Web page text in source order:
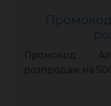
Промокод
Промокод
розпродаж на